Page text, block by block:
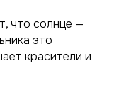
что солнце —
это
красители и